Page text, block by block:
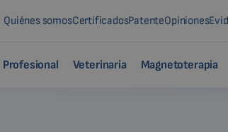
Quiénes somosCertificadosPatenteOpiniones
Profesional Veterinaria Magnetoterapia